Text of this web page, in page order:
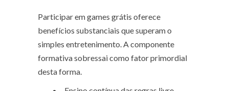
Participar em games grátis oferece
benefícios substanciais que superam o
simples entretenimento. A componente
formativa sobressai como fator primordial
desta forma.